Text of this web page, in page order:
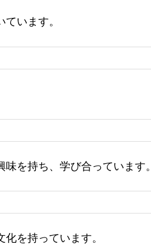
います。
を持ち、学び合っています。
を持っています。